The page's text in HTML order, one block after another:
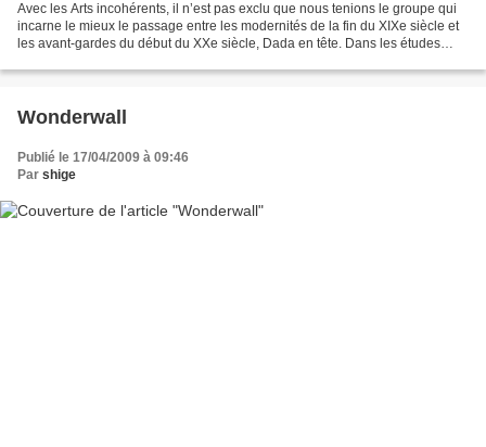
Avec les Arts incohérents, il n’est pas exclu que nous tenions le groupe qui
incarne le mieux le passage entre les modernités de la fin du XIXe siècle et
les avant-gardes du début du XXe siècle, Dada en tête. Dans les études
Wonderwall
Publié le 17/04/2009 à 09:46
Par shige